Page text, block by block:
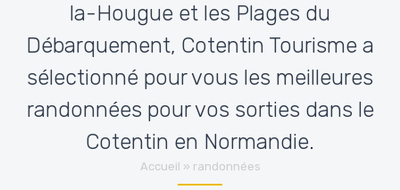
la-Hougue et les Plages du
Débarquement, Cotentin Tourisme a
sélectionné pour vous les meilleures
randonnées pour vos sorties dans le
Cotentin en Normandie.
Accueil » randonnées